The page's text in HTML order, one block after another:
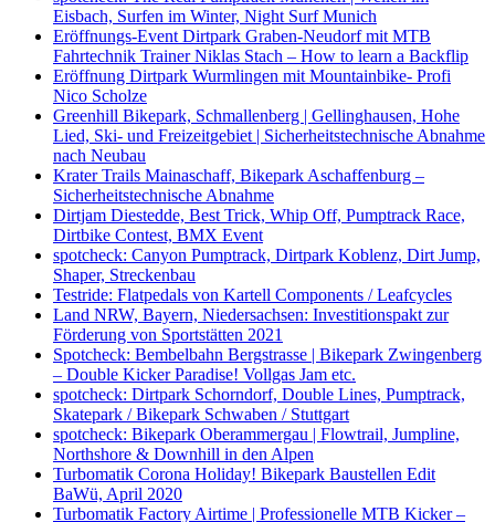
Eisbach, Surfen im Winter, Night Surf Munich
Eröffnungs-Event Dirtpark Graben-Neudorf mit MTB
Fahrtechnik Trainer Niklas Stach – How to learn a Backflip
Eröffnung Dirtpark Wurmlingen mit Mountainbike- Profi
Nico Scholze
Greenhill Bikepark, Schmallenberg | Gellinghausen, Hohe
Lied, Ski- und Freizeitgebiet | Sicherheitstechnische Abnahme
nach Neubau
Krater Trails Mainaschaff, Bikepark Aschaffenburg –
Sicherheitstechnische Abnahme
Dirtjam Diestedde, Best Trick, Whip Off, Pumptrack Race,
Dirtbike Contest, BMX Event
spotcheck: Canyon Pumptrack, Dirtpark Koblenz, Dirt Jump,
Shaper, Streckenbau
Testride: Flatpedals von Kartell Components / Leafcycles
Land NRW, Bayern, Niedersachsen: Investitionspakt zur
Förderung von Sportstätten 2021
Spotcheck: Bembelbahn Bergstrasse | Bikepark Zwingenberg
– Double Kicker Paradise! Vollgas Jam etc.
spotcheck: Dirtpark Schorndorf, Double Lines, Pumptrack,
Skatepark / Bikepark Schwaben / Stuttgart
spotcheck: Bikepark Oberammergau | Flowtrail, Jumpline,
Northshore & Downhill in den Alpen
Turbomatik Corona Holiday! Bikepark Baustellen Edit
BaWü, April 2020
Turbomatik Factory Airtime | Professionelle MTB Kicker –